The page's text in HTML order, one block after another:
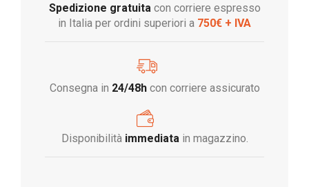
Spedizione gratuita con corriere espresso
in Italia per ordini superiori a 750€ + IVA
Consegna in 24/48hcon corriere assicurato
Disponibilità immediata in magazzino.